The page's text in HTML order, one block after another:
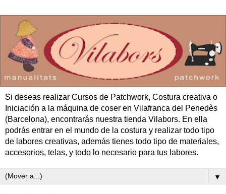
Si deseas realizar Cursos de Patchwork, Costura creativa o
Iniciación a la máquina de coser en Vilafranca del Penedès
(Barcelona), encontrarás nuestra tienda Vilabors. En ella
podrás entrar en el mundo de la costura y realizar todo tipo
de labores creativas, además tienes todo tipo de materiales,
accesorios, telas, y todo lo necesario para tus labores.
▼